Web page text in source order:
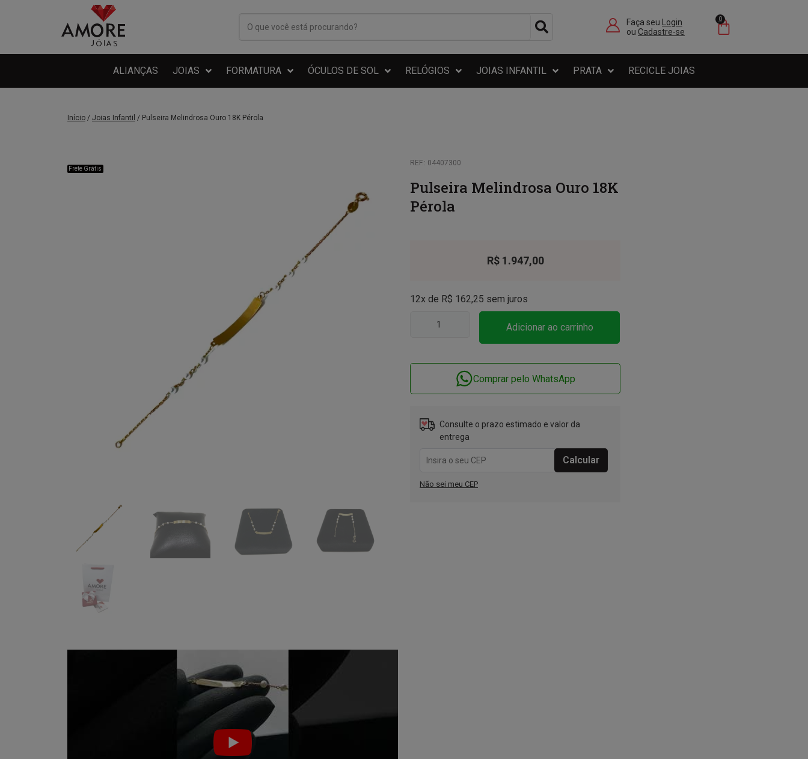
Faça seu Login
ou Cadastre-se
0
ALIANÇAS JOIAS FORMATURA ÓCULOS DE SOL RELÓGIOS JOIAS INFANTIL PRATA RECICLE JOIAS
Início / Joias Infantil / Pulseira Melindrosa Ouro 18K Pérola
Frete Grátis
REF.: 04407300
Pulseira Melindrosa Ouro 18K
Pérola
R$1.947,00
12x de R$ 162,25 sem juros
Adicionar ao carrinho
Comprar pelo WhatsApp
Consulte o prazo estimado e valor da
entrega
Não sei meu CEP